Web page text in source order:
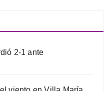
2-1 ante